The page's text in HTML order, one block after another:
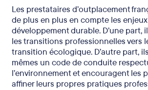
Les prestataires d’outplacement
de plus en plus en compte les
développement durable. D’une part,
les transitions professionnelles vers
transition écologique. D’autre part,
mêmes un code de conduite
l’environnement et encouragent les
affiner leurs propres pratiques